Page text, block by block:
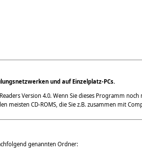
und auf Einzelplatz-PCs.
Version 4.0. Wenn Sie dieses Programm
meisten CD-ROMS, die Sie z.B. zusammen mit
genannten Ordner: